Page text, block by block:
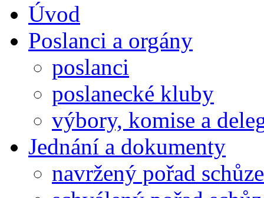
Úvod
Poslanci a orgány
poslanci
poslanecké kluby
výbory, komise a
Jednání a dokumenty
navržený pořad schůze